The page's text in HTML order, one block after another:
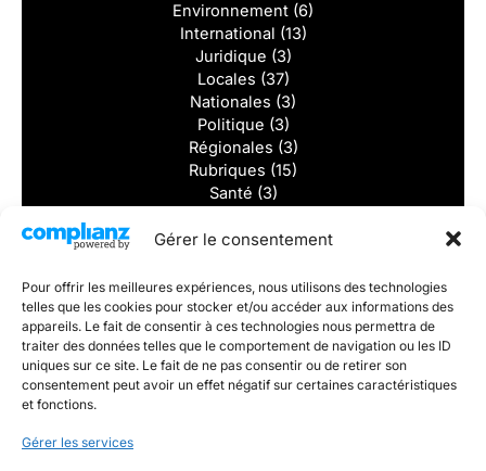
Gérer le consentement
Pour offrir les meilleures expériences, nous utilisons des technologies
telles que les cookies pour stocker et/ou accéder aux informations des
appareils. Le fait de consentir à ces technologies nous permettra de
traiter des données telles que le comportement de navigation ou les ID
uniques sur ce site. Le fait de ne pas consentir ou de retirer son
consentement peut avoir un effet négatif sur certaines caractéristiques
et fonctions.
Gérer les services
Environnement (6)
International (13)
Juridique (3)
Locales (37)
Nationales (3)
Politique (3)
Régionales (3)
Rubriques (15)
Santé (3)
Sports(8)
Vidéos (1)
Dernieres actualités
Divorcer sans se détruire : et si la vraie victoire était de
rester digne ?
Éducation : une professeure réunionnaise lance un